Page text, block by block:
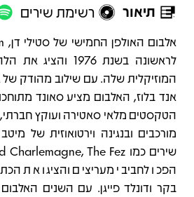
תיאור רשימת שירים
לראשונה בשנת
המוזיקלית שלה. עם שילוב מהודק של
אנד בלוז, האלבום מציע סאונד
הטקסטים מלאי סאטירה ועוקץ חברתי,
מורכבים ובנגינה וירטואוזית של
הפכו לחביבי מעריצים והציגו את
בקר ודונלד פייגן. עם השנים